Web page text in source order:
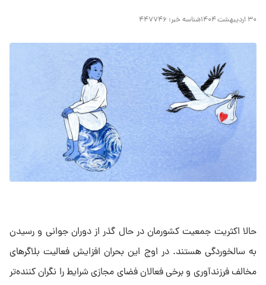
۳۰ اردیبهشت ۱۴۰۴ شناسه خبر: ۴۴۷۷۴۶
حالا اکثریت جمعیت کشورمان در حال گذر از دوران جوانی و رسیدن
به سالخوردگی هستند. در اوج این بحران افزایش فعالیت بلاگرهای
مخالف فرزندآوری و برخی فعالان فضای مجازی شرایط را نگران کننده‌تر